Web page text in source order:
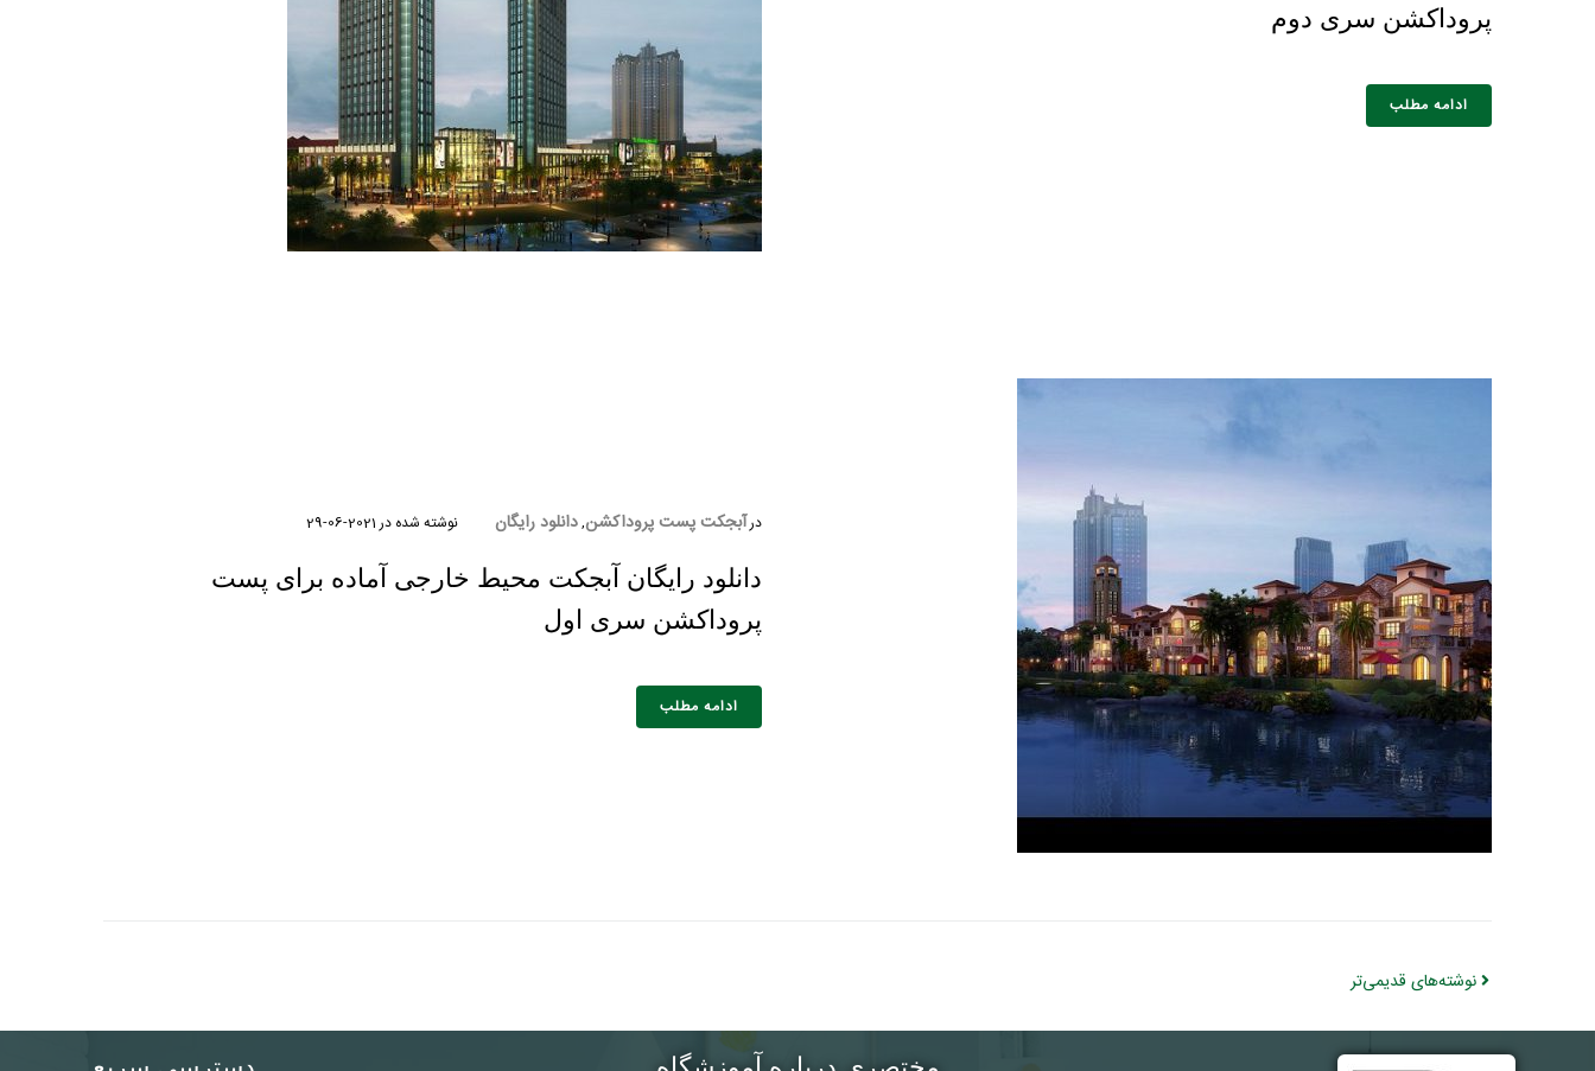
پروداکشن سری دوم
ادامه مطلب
درآبجکت پست پروداکشن,دانلود رایگان نوشته شده در2021-06-29
دانلود رایگان آبجکت محیط خارجی آماده برای پست
پروداکشن سری اول
ادامه مطلب
نوشته‌های قدیمی‌تر